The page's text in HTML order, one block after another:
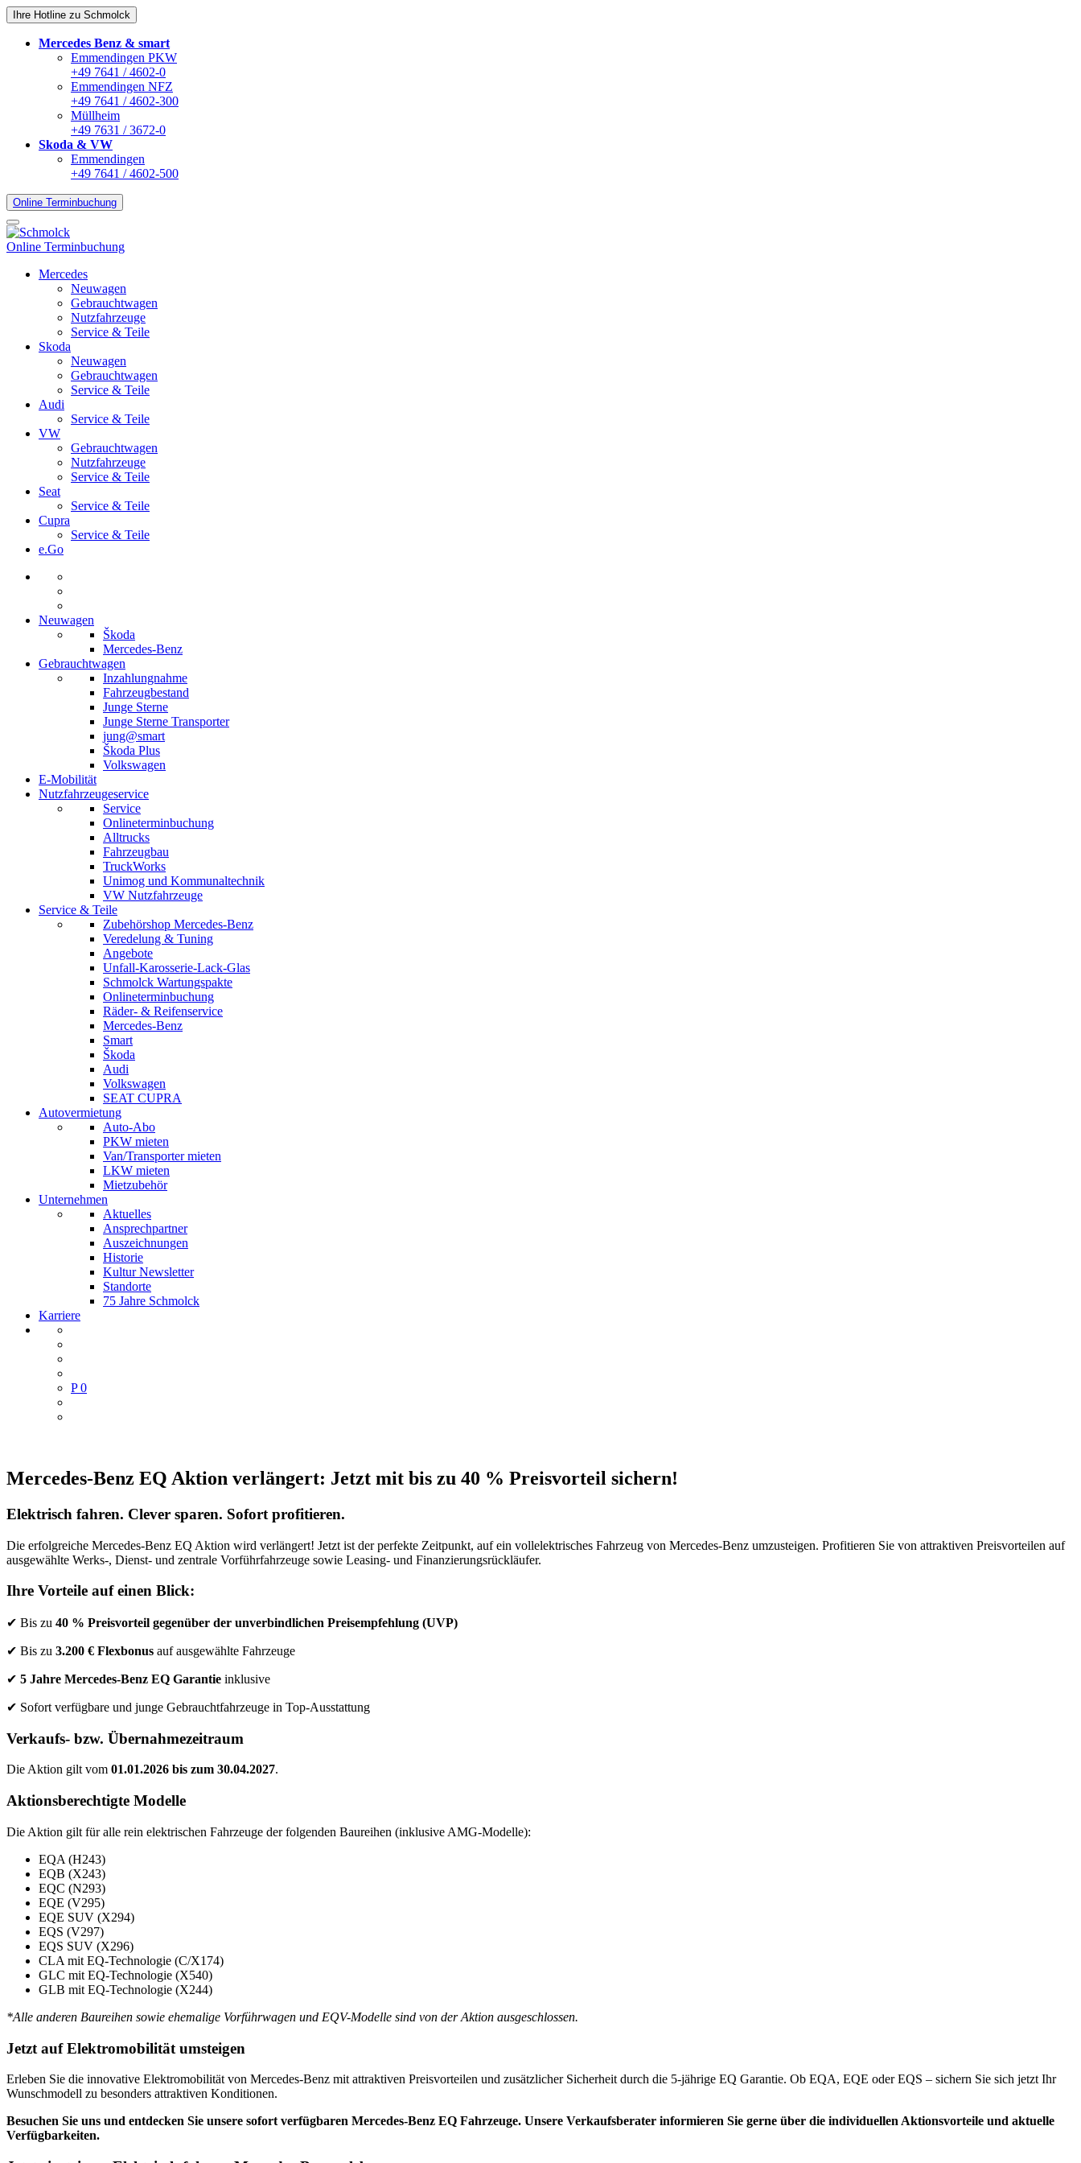
Ihre Hotline zu Schmolck
Mercedes Benz & smart
Emmendingen PKW
+49 7641 / 4602-0
Emmendingen NFZ
+49 7641 / 4602-300
Müllheim
+49 7631 / 3672-0
Skoda & VW
Emmendingen
+49 7641 / 4602-500
Online Terminbuchung
Online Terminbuchung
Mercedes
Neuwagen
Gebrauchtwagen
Nutzfahrzeuge
Service & Teile
Skoda
Neuwagen
Gebrauchtwagen
Service & Teile
Audi
Service & Teile
VW
Gebrauchtwagen
Nutzfahrzeuge
Service & Teile
Seat
Service & Teile
Cupra
Service & Teile
e.Go
Neuwagen
Škoda
Mercedes-Benz
Gebrauchtwagen
Inzahlungnahme
Fahrzeugbestand
Junge Sterne
Junge Sterne Transporter
jung@smart
Škoda Plus
Volkswagen
E-Mobilität
Nutzfahrzeugeservice
Service
Onlineterminbuchung
Alltrucks
Fahrzeugbau
TruckWorks
Unimog und Kommunaltechnik
VW Nutzfahrzeuge
Service & Teile
Zubehörshop Mercedes-Benz
Veredelung & Tuning
Angebote
Unfall-Karosserie-Lack-Glas
Schmolck Wartungspakte
Onlineterminbuchung
Räder- & Reifenservice
Mercedes-Benz
Smart
Škoda
Audi
Volkswagen
SEAT CUPRA
Autovermietung
Auto-Abo
PKW mieten
Van/Transporter mieten
LKW mieten
Mietzubehör
Unternehmen
Aktuelles
Ansprechpartner
Auszeichnungen
Historie
Kultur Newsletter
Standorte
75 Jahre Schmolck
Karriere
P 0
Mercedes-Benz EQ Aktion verlängert: Jetzt mit bis zu 40 % Preisvorteil sichern!
Elektrisch fahren. Clever sparen. Sofort profitieren.
Die erfolgreiche Mercedes-Benz EQ Aktion wird verlängert! Jetzt ist der perfekte Zeitpunkt, auf ein vollelektrisches Fahrzeug von Mercedes-Benz umzusteigen. Profitieren Sie von attraktiven Preisvorteilen auf
ausgewählte Werks-, Dienst- und zentrale Vorführfahrzeuge sowie Leasing- und Finanzierungsrückläufer.
Ihre Vorteile auf einen Blick:
✔ Bis zu 40 % Preisvorteil gegenüber der unverbindlichen Preisempfehlung (UVP)
✔ Bis zu 3.200 € Flexbonus auf ausgewählte Fahrzeuge
✔ 5 Jahre Mercedes-Benz EQ Garantie inklusive
✔ Sofort verfügbare und junge Gebrauchtfahrzeuge in Top-Ausstattung
Verkaufs- bzw. Übernahmezeitraum
Die Aktion gilt vom 01.01.2026 bis zum 30.04.2027.
Aktionsberechtigte Modelle
Die Aktion gilt für alle rein elektrischen Fahrzeuge der folgenden Baureihen (inklusive AMG-Modelle):
EQA (H243)
EQB (X243)
EQC (N293)
EQE (V295)
EQE SUV (X294)
EQS (V297)
EQS SUV (X296)
CLA mit EQ-Technologie (C/X174)
GLC mit EQ-Technologie (X540)
GLB mit EQ-Technologie (X244)
*Alle anderen Baureihen sowie ehemalige Vorführwagen und EQV-Modelle sind von der Aktion ausgeschlossen.
Jetzt auf Elektromobilität umsteigen
Erleben Sie die innovative Elektromobilität von Mercedes-Benz mit attraktiven Preisvorteilen und zusätzlicher Sicherheit durch die 5-jährige EQ Garantie. Ob EQA, EQE oder EQS – sichern Sie sich jetzt Ihr
Wunschmodell zu besonders attraktiven Konditionen.
Besuchen Sie uns und entdecken Sie unsere sofort verfügbaren Mercedes-Benz EQ Fahrzeuge. Unsere Verkaufsberater informieren Sie gerne über die individuellen Aktionsvorteile und aktuelle
Verfügbarkeiten.